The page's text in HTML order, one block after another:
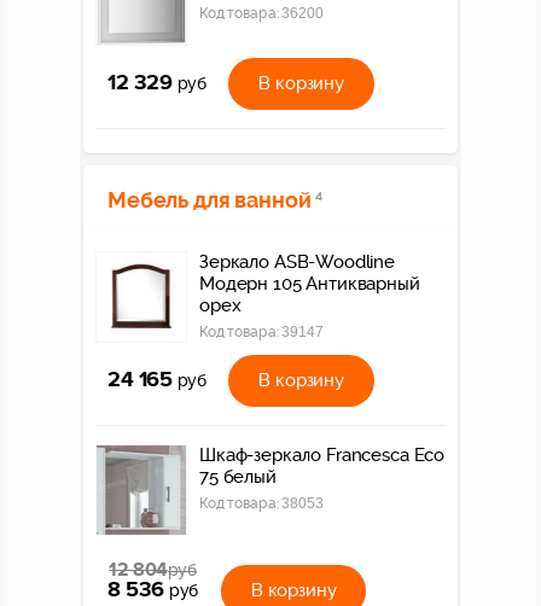
Код товара:36200
12 329 руб В корзину
Мебель для ванной 4
Зеркало ASB-Woodline
Модерн 105 Антикварный
орех
Код товара:39147
24 165 руб В корзину
Шкаф-зеркало Francesca Eco
75 белый
Код товара:38053
12 804руб
8 536 руб В корзину